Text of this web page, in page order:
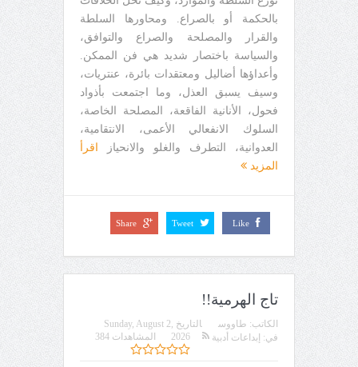
بالحكمة أو بالصراع. ومحاورها السلطة
والقرار والمصلحة والصراع والتوافق،
والسياسة باختصار شديد هي فن الممكن.
وأعداؤها أضاليل ومعتقدات بائرة، عنتريات،
وسيف يسبق العذل، وما اجتمعت بأذواد
فحول، الأنانية الفاقعة، المصلحة الخاصة،
السلوك الانفعالي الأعمى، الانتقامية،
العدوانية، التطرف والغلو والانحياز
اقرأ
المزيد
Like
Tweet
Share
تاج الهرمية!!
الكاتب: طاووس التاريخ Sunday, August 2,
2026
في: إبداعات أدبية المشاهدات 384